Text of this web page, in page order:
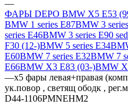
—
ФАРЫ DEPO BMW X5 E53
BMW 1 series E87BMW 3
series E46BMW 3 series E90
F30 (12-)BMW 5 series E34
E60BMW 7 series E32BMW 7
E66BMW X3 E83 (03-)BMW
—x5 фары левая+правая
ук.повор , светящ ободк ,
D44-1106PMNEHM2